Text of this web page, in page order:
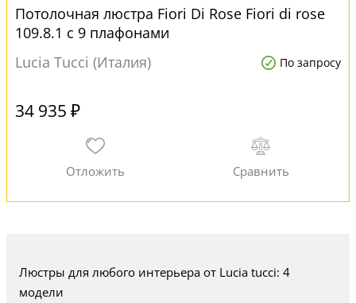
Потолочная люстра Fiori Di Rose Fiori di rose
109.8.1 с 9 плафонами
Lucia Tucci (Италия)
По запросу
34 935 ₽
Люстры для любого интерьера от Lucia tucci: 4
модели